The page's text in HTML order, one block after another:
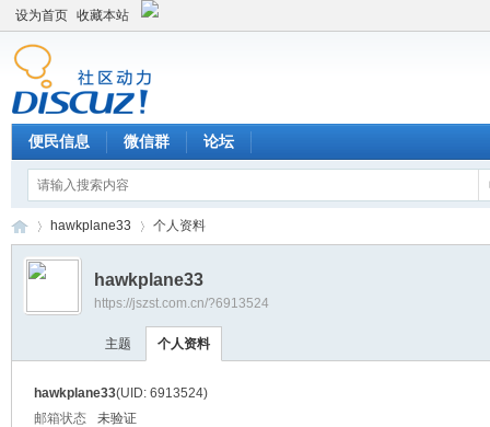
设为首页 收藏本站
便民信息 微信群 论坛
›
hawkplane33 个人资料
hawkplane33
https://jszst.com.cn/?6913524
主题 个人资料
hawkplane33(UID: 6913524)
邮箱状态
未验证